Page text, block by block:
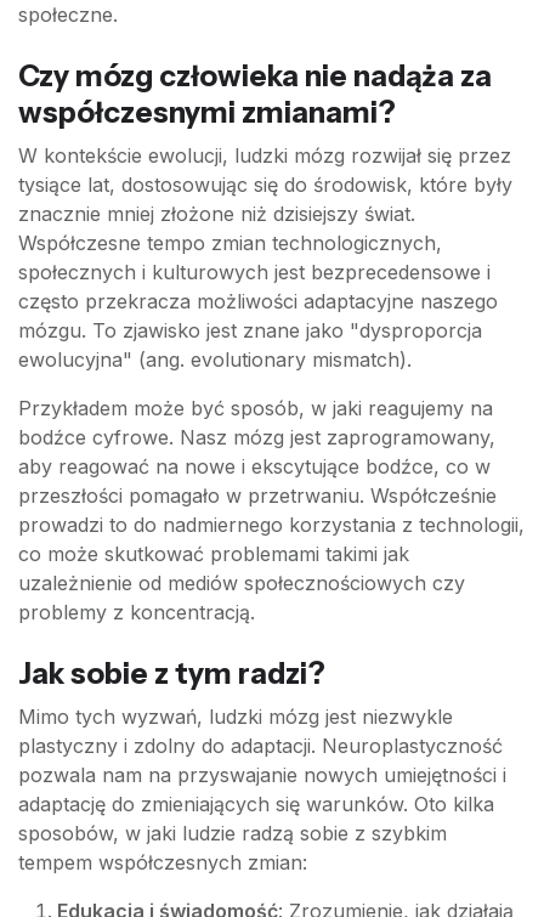
społeczne.
Czy mózg człowieka nie nadąża za
współczesnymi zmianami?
W kontekście ewolucji, ludzki mózg rozwijał się przez
tysiące lat, dostosowując się do środowisk, które były
znacznie mniej złożone niż dzisiejszy świat.
Współczesne tempo zmian technologicznych,
społecznych i kulturowych jest bezprecedensowe i
często przekracza możliwości adaptacyjne naszego
mózgu. To zjawisko jest znane jako "dysproporcja
ewolucyjna" (ang. evolutionary mismatch).
Przykładem może być sposób, w jaki reagujemy na
bodźce cyfrowe. Nasz mózg jest zaprogramowany,
aby reagować na nowe i ekscytujące bodźce, co w
przeszłości pomagało w przetrwaniu. Współcześnie
prowadzi to do nadmiernego korzystania z technologii,
co może skutkować problemami takimi jak
uzależnienie od mediów społecznościowych czy
problemy z koncentracją.
Jak sobie z tym radzi?
Mimo tych wyzwań, ludzki mózg jest niezwykle
plastyczny i zdolny do adaptacji. Neuroplastyczność
pozwala nam na przyswajanie nowych umiejętności i
adaptację do zmieniających się warunków. Oto kilka
sposobów, w jaki ludzie radzą sobie z szybkim
tempem współczesnych zmian:
Edukacja i świadomość: Zrozumienie, jak działają